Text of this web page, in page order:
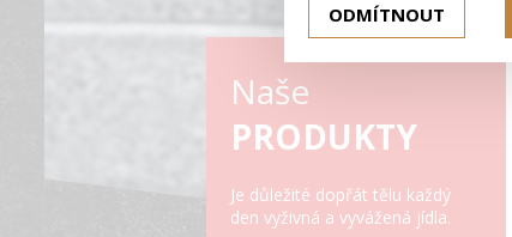
Naše
PRODUKTY
Je důležité dopřát tělu každý
den vyživná a vyvážená jídla.
ODMÍTNOUT